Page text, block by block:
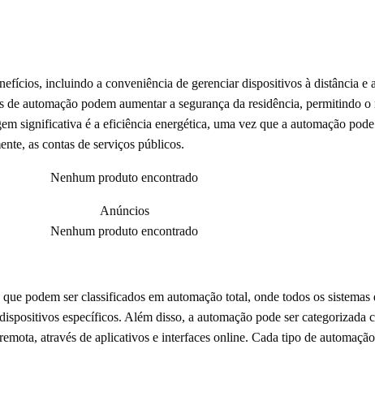
incluindo a conveniência de gerenciar dispositivos à distância e
automação podem aumentar a segurança da residência, permitindo
significativa é a eficiência energética, uma vez que a automação
as contas de serviços públicos.
Nenhum produto encontrado
Anúncios
Nenhum produto encontrado
podem ser classificados em automação total, onde todos os sistemas
específicos. Além disso, a automação pode ser categorizada
através de aplicativos e interfaces online. Cada tipo de